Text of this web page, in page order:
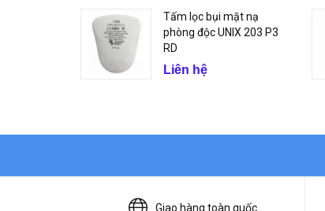
Tấm lọc bụi mặt nạ
phòng độc UNIX 203 P3
RD
Liên hệ
Giao hàng toàn quốc